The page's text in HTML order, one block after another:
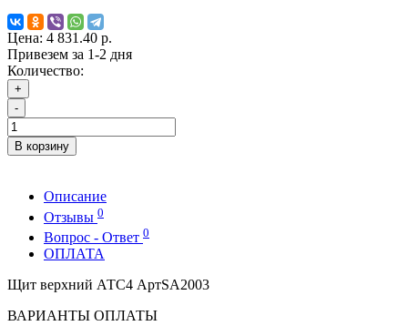
Цена: 4 831.40 р.
Привезем за 1-2 дня
Количество:
+
-
В корзину
Описание
Отзывы 0
Вопрос - Ответ 0
ОПЛАТА
Щит верхний АТС4 АртSA2003
ВАРИАНТЫ ОПЛАТЫ